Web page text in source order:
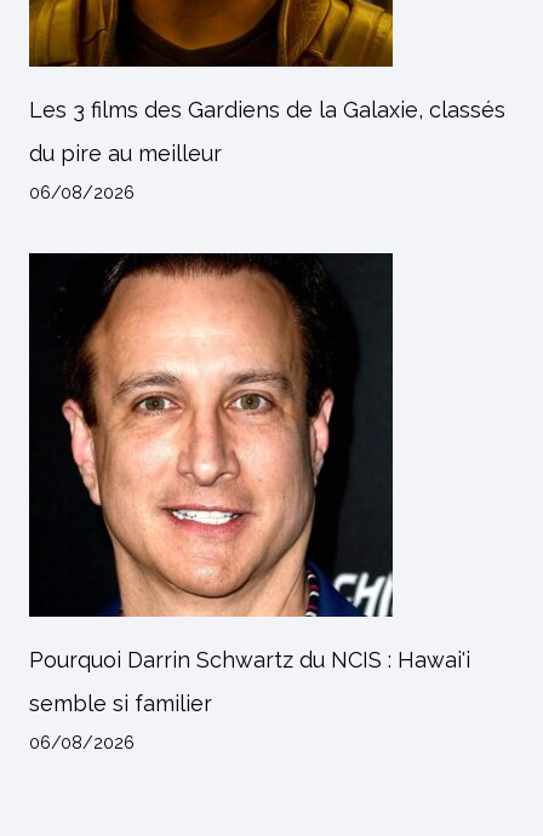
Les 3 films des Gardiens de la Galaxie, classés
du pire au meilleur
06/08/2026
Pourquoi Darrin Schwartz du NCIS : Hawai'i
semble si familier
06/08/2026